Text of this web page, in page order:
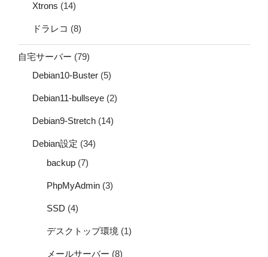
Xtrons (14)
ドラレコ (8)
自宅サーバー (79)
Debian10-Buster (5)
Debian11-bullseye (2)
Debian9-Stretch (14)
Debian設定 (34)
backup (7)
PhpMyAdmin (3)
SSD (4)
デスクトップ環境 (1)
メールサーバー (8)